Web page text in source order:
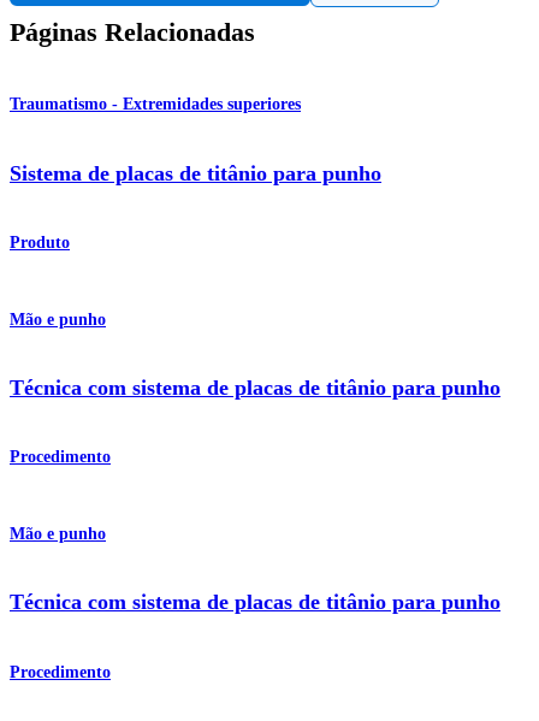
Páginas Relacionadas
Traumatismo - Extremidades superiores
Sistema de placas de titânio para punho
Produto
Mão e punho
Técnica com sistema de placas de titânio para punho
Procedimento
Mão e punho
Técnica com sistema de placas de titânio para punho
Procedimento